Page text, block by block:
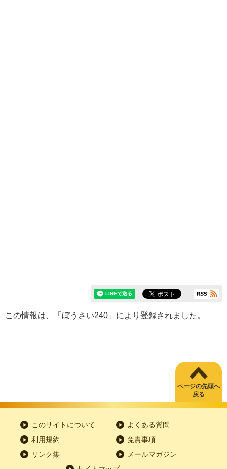
この情報は、「 ぼうさい240 」により登録されました。
ページの先頭へ
戻る
このサイトについて
よくある質問
利用規約
免責事項
リンク集
メールマガジン